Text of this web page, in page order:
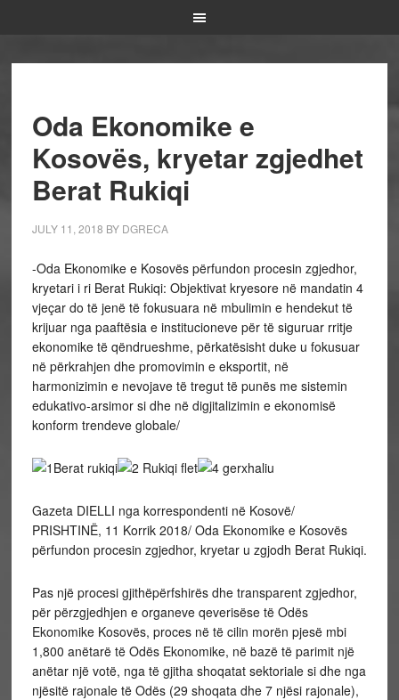
Oda Ekonomike e
Kosovës, kryetar zgjedhet
Berat Rukiqi
JULY 11, 2018 BY DGRECA
-Oda Ekonomike e Kosovës përfundon procesin zgjedhor,
kryetari i ri Berat Rukiqi: Objektivat kryesore në mandatin 4
vjeçar do të jenë të fokusuara në mbulimin e hendekut të
krijuar nga paaftësia e institucioneve për të siguruar rritje
ekonomike të qëndrueshme, përkatësisht duke u fokusuar
në përkrahjen dhe promovimin e eksportit, në
harmonizimin e nevojave të tregut të punës me sistemin
edukativo-arsimor si dhe në digjitalizimin e ekonomisë
konform trendeve globale/
Gazeta DIELLI nga korrespondenti në Kosovë/
PRISHTINË, 11 Korrik 2018/ Oda Ekonomike e Kosovës
përfundon procesin zgjedhor, kryetar u zgjodh Berat Rukiqi.
Pas një procesi gjithëpërfshirës dhe transparent zgjedhor,
për përzgjedhjen e organeve qeverisëse të Odës
Ekonomike Kosovës, proces në të cilin morën pjesë mbi
1,800 anëtarë të Odës Ekonomike, në bazë të parimit një
anëtar një votë, nga të gjitha shoqatat sektoriale si dhe nga
njësitë rajonale të Odës (29 shoqata dhe 7 njësi rajonale),